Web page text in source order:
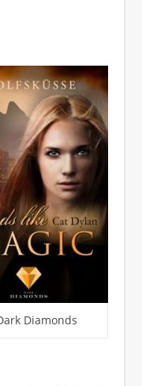
Diamonds